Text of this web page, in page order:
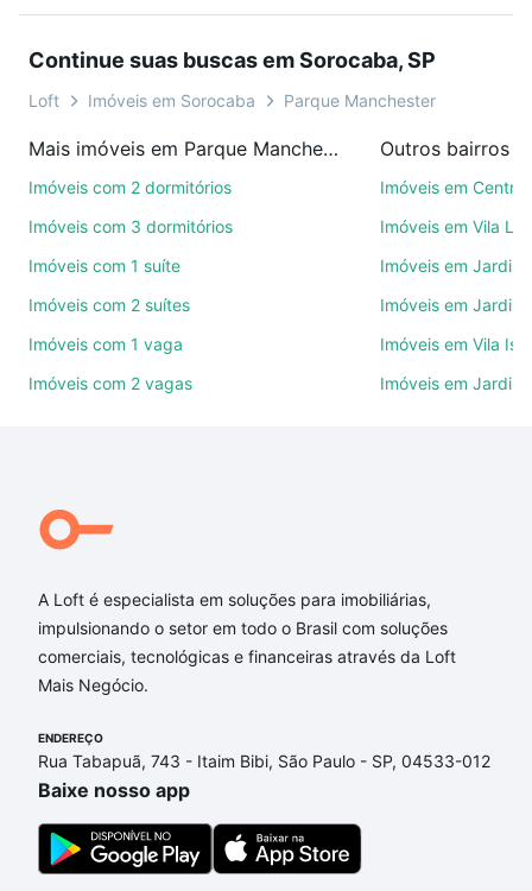
Parque Manchester, Sorocaba, SP para conquistar
videochamada, é grátis, sem compromisso e você
ainda conta com mais de 46 mil corretores e
de imóveis.
ruas, bairros e até condomínios favoritos. Você
também pode usar os filtros como quantidade de
quartos, suítes, com ou sem vaga de garagem para
comodidades, como piscina, academia, salão de
Qual o preço de Imóveis com 1 suite à venda em
Parque Manchester, Sorocaba, SP?
Aqui na Loft temos a oferta ideal para você, com
Imóveis com 1 suite à venda em Parque Manchester,
Sorocaba, SP que custam a partir de R$ 0 e com
nossas opções de financiamento imobiliário as
ainda tem alguma dúvida dos custos envolvidos no
processo de compra, veja em nosso portal quanto
custa comprar um apartamento
gente para comprar o imóvel dos seus sonhos com
segurança e conforto. Loft, com você até as
Continue suas buscas em Sorocaba, SP
Loft Imóveis em Sorocaba Parque Manchester
Mais imóveis em Parque Manchester
Imóveis com 2 dormitórios
Imóveis com 3 dormitórios
Imóveis com 1 suíte
Imóveis com 2 suítes
Imóveis com 1 vaga
Imóveis com 2 vagas
Outros bairros
Imóveis em Centro
Imóveis em Vila
Imóveis em Jardim
Imóveis em Jardim
Imóveis em Vila
Imóveis em Jardim
A Loft é especialista em soluções para imobiliárias,
impulsionando o setor em todo o Brasil com soluções
comerciais, tecnológicas e financeiras através da Loft
Mais Negócio.
ENDEREÇO
Rua Tabapuã, 743 - Itaim Bibi, São Paulo - SP, 04533-012
Baixe nosso app